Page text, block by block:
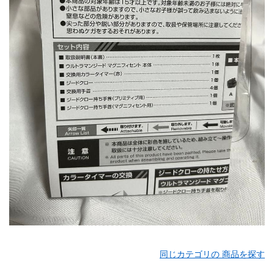
同じカテゴリの 商品を探す